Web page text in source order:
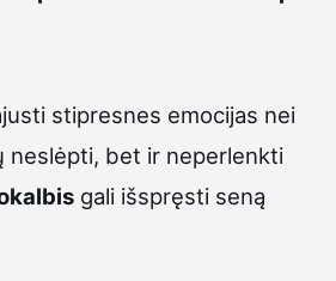
stipresnes emocijas nei
neslėpti, bet ir neperlenkti
gali išspręsti seną